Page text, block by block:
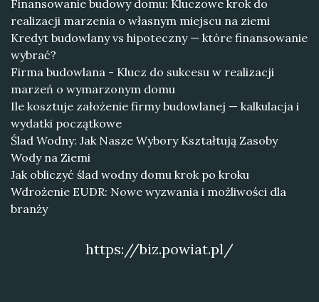
Finansowanie budowy domu: Kluczowe krok do
realizacji marzenia o własnym miejscu na ziemi
Kredyt budowlany vs hipoteczny — które finansowanie
wybrać?
Firma budowlana - Klucz do sukcesu w realizacji
marzeń o wymarzonym domu
Ile kosztuje założenie firmy budowlanej — kalkulacja i
wydatki początkowe
Ślad Wodny: Jak Nasze Wybory Kształtują Zasoby
Wody na Ziemi
Jak obliczyć ślad wodny domu krok po kroku
Wdrożenie EUDR: Nowe wyzwania i możliwości dla
branży
https://biz.powiat.pl/